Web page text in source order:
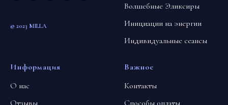
© 2023 MILLA
Волшебные Эликсиры
Инициации на энергии
Индивидуальные сеансы
Информация
О нас
Отзывы
Важное
Контакты
Способы оплаты